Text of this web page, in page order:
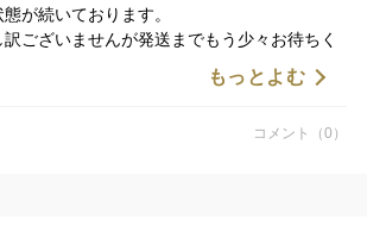
が続いております。
ございませんが発送までもう少々お待ちく
たらまた漁のほう再開したいと思いますので
もっとよむ
コメント（0）